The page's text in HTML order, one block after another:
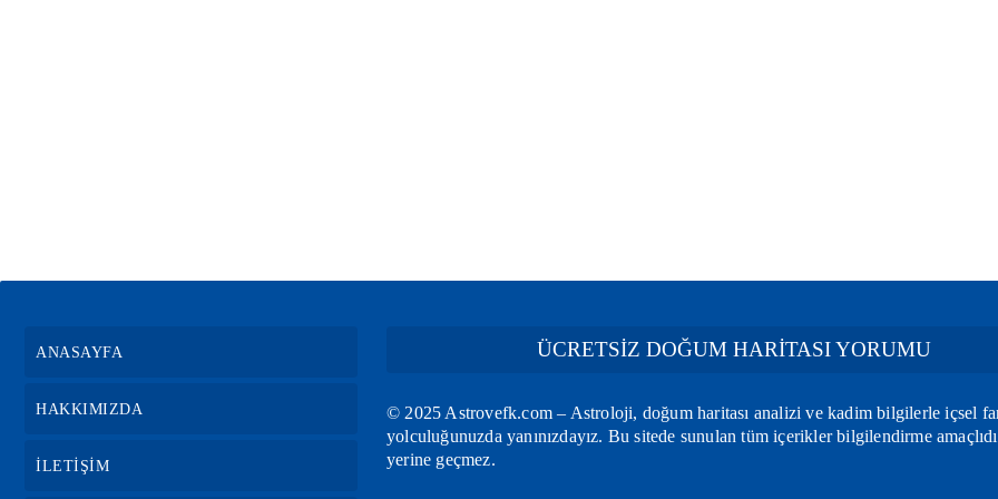
ANASAYFA
HAKKIMIZDA
İLETİŞİM
ÜCRETSİZ DOĞUM HARİTASI YORUMU
© 2025 Astrovefk.com – Astroloji, doğum haritası analizi ve kadim bilgilerle içsel
yolculuğunuzda yanınızdayız. Bu sitede sunulan tüm içerikler bilgilendirme
yerine geçmez.